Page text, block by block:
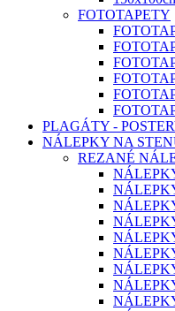
FOTOTAPETY
PLAGÁTY -
NÁLEPKY NA
REZANÉ